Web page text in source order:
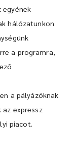
egyének
hálózatunkon
a programra,
a pályázóknak
expressz
piacot.